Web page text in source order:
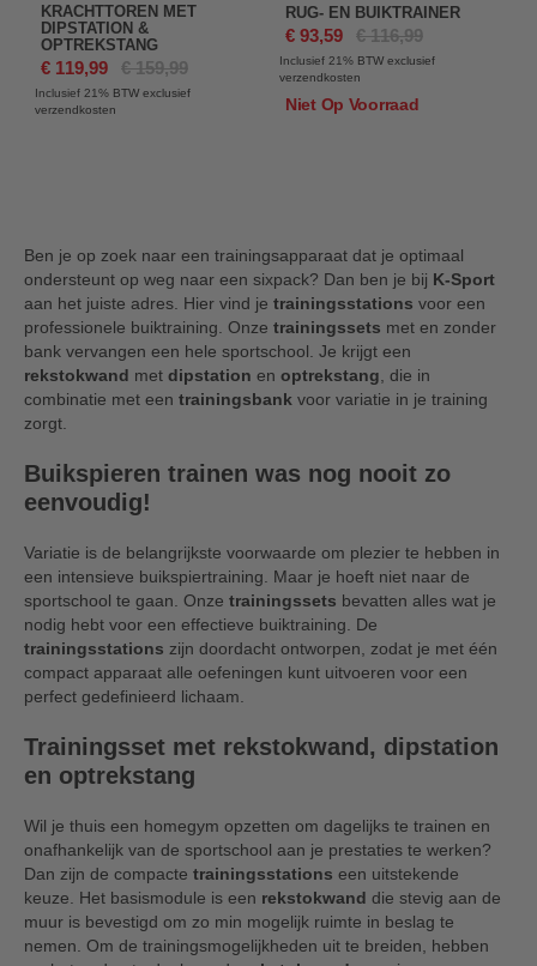
KRACHTTOREN MET
DIPSTATION &
OPTREKSTANG
€ 119,99 € 159,99
Inclusief 21% BTW exclusief
verzendkosten
RUG- EN BUIKTRAINER
€ 93,59 € 116,99
Inclusief 21% BTW exclusief
verzendkosten
Niet Op Voorraad
Ben je op zoek naar een trainingsapparaat dat je optimaal
ondersteunt op weg naar een sixpack? Dan ben je bij K-Sport
aan het juiste adres. Hier vind je trainingsstations voor een
professionele buiktraining. Onze trainingssets met en zonder
bank vervangen een hele sportschool. Je krijgt een
rekstokwand met dipstation en optrekstang , die in
combinatie met een trainingsbank voor variatie in je training
zorgt.
Buikspieren trainen was nog nooit zo
eenvoudig!
Variatie is de belangrijkste voorwaarde om plezier te hebben in
een intensieve buikspiertraining. Maar je hoeft niet naar de
sportschool te gaan. Onze trainingssets bevatten alles wat je
nodig hebt voor een effectieve buiktraining. De
trainingsstations zijn doordacht ontworpen, zodat je met één
compact apparaat alle oefeningen kunt uitvoeren voor een
perfect gedefinieerd lichaam.
Trainingsset met rekstokwand, dipstation
en optrekstang
Wil je thuis een homegym opzetten om dagelijks te trainen en
onafhankelijk van de sportschool aan je prestaties te werken?
Dan zijn de compacte trainingsstations een uitstekende
keuze. Het basismodule is een rekstokwand die stevig aan de
muur is bevestigd om zo min mogelijk ruimte in beslag te
nemen. Om de trainingsmogelijkheden uit te breiden, hebben